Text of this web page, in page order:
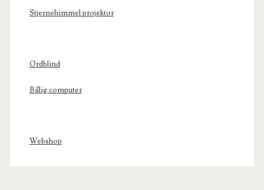
Stjernehimmel projektor
Ordblind
Billig computer
Webshop